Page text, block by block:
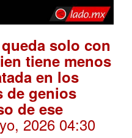
solo con
tiene menos
en los
de genios
de ese
2026 04:30